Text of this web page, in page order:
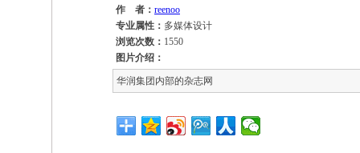
作 者： reenoo
专业属性： 多媒体设计
浏览次数： 1550
图片介绍：
华润集团内部的杂志网